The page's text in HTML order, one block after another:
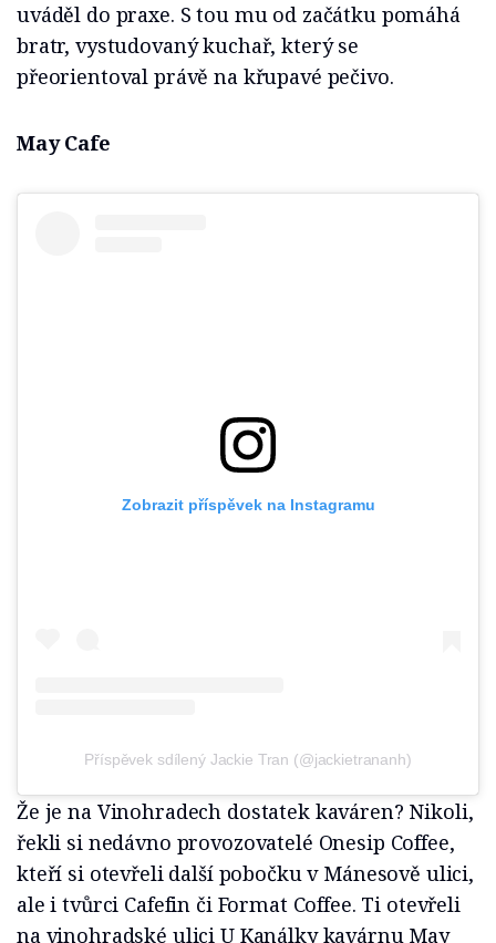
uváděl do praxe. S tou mu od začátku pomáhá
bratr, vystudovaný kuchař, který se
přeorientoval právě na křupavé pečivo.
May Cafe
Zobrazit příspěvek na Instagramu
Příspěvek sdílený Jackie Tran (@jackietrananh)
Že je na Vinohradech dostatek kaváren? Nikoli,
řekli si nedávno provozovatelé Onesip Coffee,
kteří si otevřeli další pobočku v Mánesově ulici,
ale i tvůrci Cafefin či Format Coffee. Ti otevřeli
na vinohradské ulici U Kanálky kavárnu May